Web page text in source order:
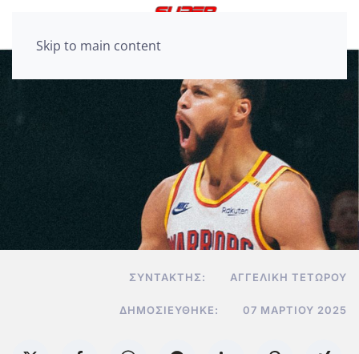
Skip to main content
ΣΥΝΤΆΚΤΗΣ: ΑΓΓΕΛΙΚΉ ΤΕΤΏΡΟΥ
ΔΗΜΟΣΙΕΎΘΗΚΕ: 07 ΜΑΡΤΊΟΥ 2025